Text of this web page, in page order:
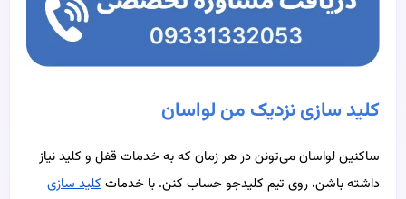
کلید سازی نزدیک من لواسان
ساکنین لواسان می‌تونن در هر زمان که به خدمات قفل و کلید نیاز
داشته باشن، روی تیم کلیدجو حساب کنن. با خدماتکلید سازی